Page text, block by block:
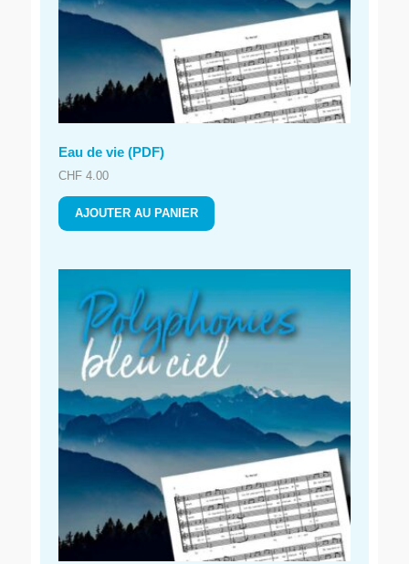
Eau de vie (PDF)
CHF 4.00
AJOUTER AU PANIER